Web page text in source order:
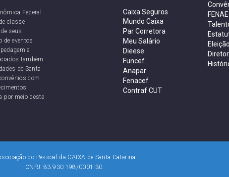
Federal
classe
seus
de eventos
e
também
de Santa
com
por meio deste
Caixa Seguros
Mundo Caixa
Par Corretora
Meu Salário
Dieese
Funcef
Anapar
Fenacef
Contraf CUT
FENAE
Eleição
do Pessoal da CAIXA de Santa Catarina
0001-30